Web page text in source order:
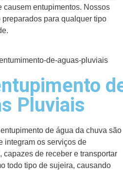
causem entupimentos. Nossos
preparados para qualquer tipo
Pluviais
de água da chuva são
integram os serviços de
capazes de receber e transportar
todo tipo de sujeira, causando